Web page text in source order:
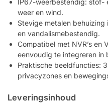
weer en wind.
Stevige metalen
en vandalismebestendig.
Compatibel met NVR’s en
eenvoudig te integreren in
Praktische beeldfuncties:
privacyzones en
Leveringsinhoud